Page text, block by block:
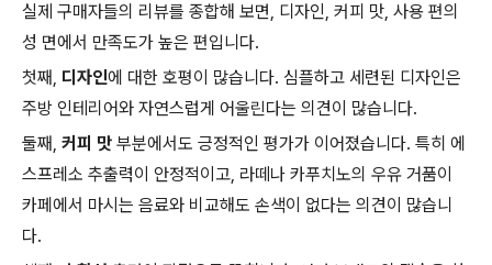
실제 구매자들의 리뷰를 종합해 보면, 디자인, 커피 맛, 사용 편의
성 면에서 만족도가 높은 편입니다.
첫째, 디자인에 대한 호평이 많습니다. 심플하고 세련된 디자인은
주방 인테리어와 자연스럽게 어울린다는 의견이 많습니다.
둘째, 커피 맛 부분에서도 긍정적인 평가가 이어졌습니다. 특히 에
스프레소 추출력이 안정적이고, 라떼나 카푸치노의 우유 거품이
카페에서 마시는 음료와 비교해도 손색이 없다는 의견이 많습니
다.